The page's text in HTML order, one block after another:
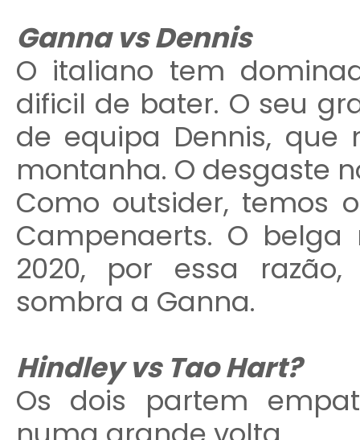
Ganna vs Dennis
O italiano tem
dificil de bater. O seu
de equipa Dennis, que
montanha. O desgaste
Como outsider, temos
Campenaerts. O
2020, por essa
sombra a Ganna.
Hindley vs Tao Hart?
Os dois partem